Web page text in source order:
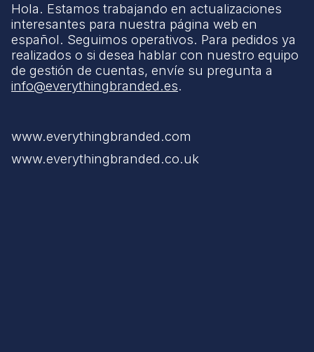
Hola. Estamos trabajando en actualizaciones
interesantes para nuestra página web en
español. Seguimos operativos. Para pedidos ya
realizados o si desea hablar con nuestro equipo
de gestión de cuentas, envíe su pregunta a
info@everythingbranded.es.
www.everythingbranded.com
www.everythingbranded.co.uk